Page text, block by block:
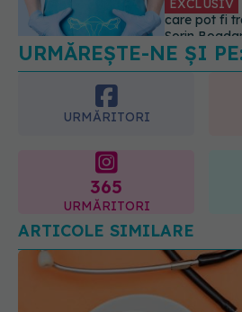
EXCLUSIV
radioterapie
ginecologic.
cum
URMĂREȘTE-NE ȘI
URMĂRITORI
365
URMĂRITORI
ARTICOLE SIMILARE